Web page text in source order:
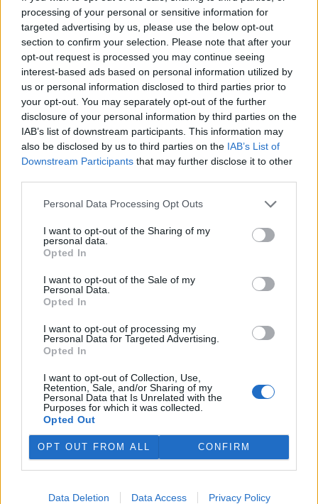
processing of your personal or sensitive information for
targeted advertising by us, please use the below opt-out
section to confirm your selection. Please note that after your
opt-out request is processed you may continue seeing
interest-based ads based on personal information utilized by
us or personal information disclosed to third parties prior to
your opt-out. You may separately opt-out of the further
disclosure of your personal information by third parties on the
IAB’s list of downstream participants. This information may
also be disclosed by us to third parties on the IAB’s List of
Downstream Participants that may further disclose it to other
Personal Data Processing Opt Outs
I want to opt-out of the Sharing of my
personal data.
Opted In
I want to opt-out of the Sale of my
Personal Data.
Opted In
I want to opt-out of processing my
Personal Data for Targeted Advertising.
Opted In
I want to opt-out of Collection, Use,
Retention, Sale, and/or Sharing of my
Personal Data that Is Unrelated with the
Purposes for which it was collected.
Opted Out
OPT OUT FROM ALL CONFIRM
Data Deletion Data Access Privacy Policy
silné prkénko o rozměru 25×20 cm. Do jeho okrajů
jsem šikmo vzhůru zatloukl řadu hřebíků 10 cm
dlouhých a spojil je provázkem. Nejlépe silonovým,
aby odolal počasí. Ten spolu s hřebíky tvořil jakési
„zábradlí“ a zvedal okraje hnízda. Stranu, která
přilehne ke stromu jsem ponechal volnou. Vlastní
hnízdo jsem pak zhotovil ze suchých, tenkých
smrkových větviček, pokládaných na plošinku tak,
aby okraje byly výše než střed. Když bylo „hnízdo“
dostatečně vysoké a husté, protáhl jsem otvory,
předem vyvrtanými ve středu plošiny, tenký
nerezavějící drát a střed hnízda k němu pevně stáhl.
pak upevňoval ke kmeni stromu pomocí úzkého,
příčkou. Hřebíky, kterými se podložka přibíjí přímo ke
kmeni, je třeba opatřit pod hlavičkou dostatečně
pevnými a velkými podložkami, aby během růstu
porostech jsem hnízda zavěšoval poměrně nízko, ale
tak, aby pokud možno byly částečně kryty spodními
zelenými větvemi před zraky kolemjdoucích.